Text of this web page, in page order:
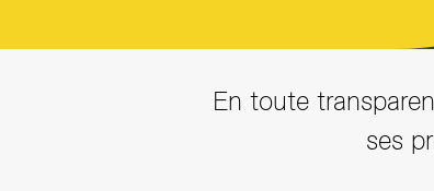
En toute
ses